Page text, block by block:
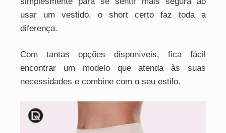
usar um vestido, o short certo faz toda a
diferença.
Com tantas opções disponíveis, fica fácil
encontrar um modelo que atenda às suas
necessidades e combine com o seu estilo.